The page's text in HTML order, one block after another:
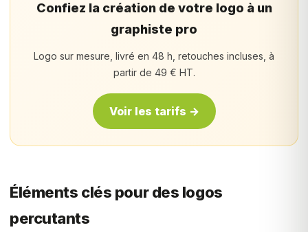
Confiez la création de votre logo à un
graphiste pro
Logo sur mesure, livré en 48 h, retouches incluses, à
partir de 49 € HT.
Voir les tarifs →
Éléments clés pour des logos
percutants